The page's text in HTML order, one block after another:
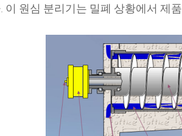
이 원심 분리기는 밀폐 상황에서 제